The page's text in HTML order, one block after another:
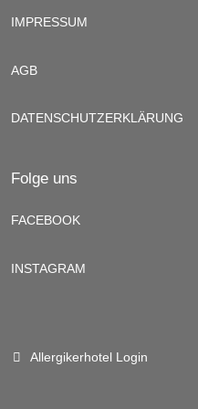
IMPRESSUM
AGB
DATENSCHUTZERKLÄRUNG
Folge uns
FACEBOOK
INSTAGRAM
Allergikerhotel Login